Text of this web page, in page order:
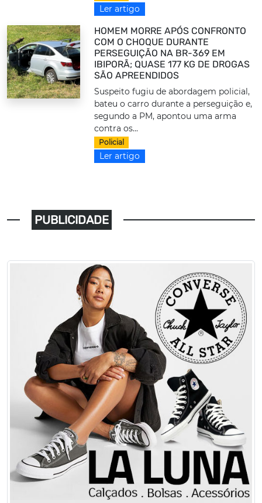
Ler artigo
HOMEM MORRE APÓS CONFRONTO
COM O CHOQUE DURANTE
PERSEGUIÇÃO NA BR-369 EM
IBIPORÃ; QUASE 177 KG DE DROGAS
SÃO APREENDIDOS
Suspeito fugiu de abordagem policial,
bateu o carro durante a perseguição e,
segundo a PM, apontou uma arma
contra os...
Policial
Ler artigo
PUBLICIDADE